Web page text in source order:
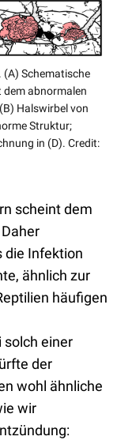
(A) Schematische
dem abnormalen
Halswirbel von
Struktur;
in (D). Credit:
scheint dem
die Infektion
ähnlich zur
häufigen
solch einer
der
wohl ähnliche
wir